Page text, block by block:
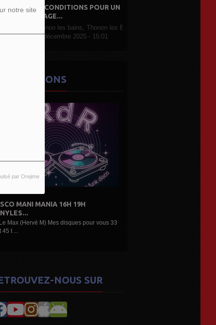
notre site
par Orejime
LRDR CONDITIONS POUR UN
PASSAGE...
Thonon les bains, Thonon les Bains
07 décembre 2025 - 15:01
ÉMISSIONS
19H
pour vous 33
DE L'AIR...LES DÉCOUVERTES
Une belle émission musicale des découvertes,
NOUS SUR